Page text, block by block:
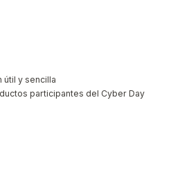
útil y sencilla
participantes del Cyber Day